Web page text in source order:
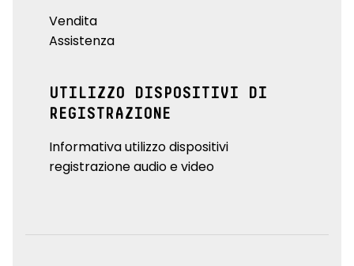
Vendita
Assistenza
UTILIZZO DISPOSITIVI DI
REGISTRAZIONE
Informativa utilizzo dispositivi
registrazione audio e video